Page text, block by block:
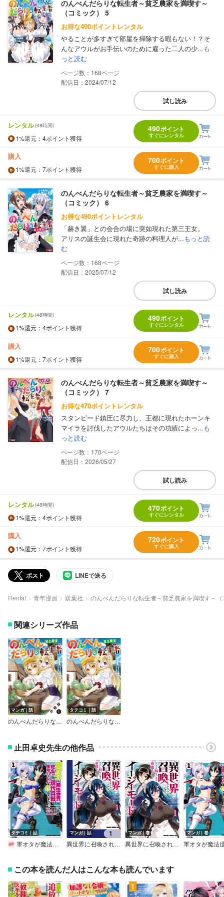
のんべんだらりな転生者～貧乏農家を満喫す～
（コミック） 5
お得な490ポイントレンタル
やることが多すぎて部屋を掃除する暇もない！？そ
んなアウルがお手伝いのために雇った二人の少...も
っと読む
168
配信日：2024/07/12
試し読み
レンタル(48時間)
1%還元 ：4ポイント獲得
490ポイント
すぐにレンタル
購入
1%還元 ：7ポイント獲得
700ポイント
すぐに購入
のんべんだらりな転生者～貧乏農家を満喫す～
（コミック） 6
お得な490ポイントレンタル
「赫き翼」との会合の場に突如現れた第三王女。
アリスの誕生会に現れた奇跡の料理人が...もっと読
む
168
配信日：2025/07/12
試し読み
レンタル(48時間)
1%還元 ：4ポイント獲得
490ポイント
すぐにレンタル
購入
1%還元 ：7ポイント獲得
700ポイント
すぐに購入
のんべんだらりな転生者～貧乏農家を満喫す～
（コミック） 7
お得な470ポイントレンタル
スタンピード鎮圧に尽力し、王都に現れたホーンキ
マイラを討伐したアウルたちはその功績によっ...も
っと読む
170
配信日：2026/05/27
試し読み
レンタル(48時間)
1%還元 ：4ポイント獲得
470ポイント
すぐにレンタル
購入
1%還元 ：7ポイント獲得
720ポイント
すぐに購入
ポスト LINEで送る
Renta! 青年漫画 双葉社 のんべんだらりな転生者～貧乏農家を満喫す～
関連シリーズ作品
マンガ｜話
のんべんだらりな転生者～貧乏農家を満喫す～（コミック） 分冊版
タテコミ｜話
のんべんだらりな転生者～貧乏農家を満喫す～（コミック）
止田卓史先生の他作品
タテコミ｜話
軍オタが魔法世界に転生したら、現代兵器で軍隊ハーレムを作っちゃいました！？【タテスク】【フルカラー】
マンガ｜話
異世界に召喚されたんだけど、なんでも斬れてしまう権能を手に入れたのでイージーモードでした。【分冊版】
マンガ｜巻
異世界に召喚されたんだけど、なんでも斬れてしまう権能を手に入れたのでイージーモードでした。
マンガ｜巻
この本を読んだ人はこんな本も読んでいます